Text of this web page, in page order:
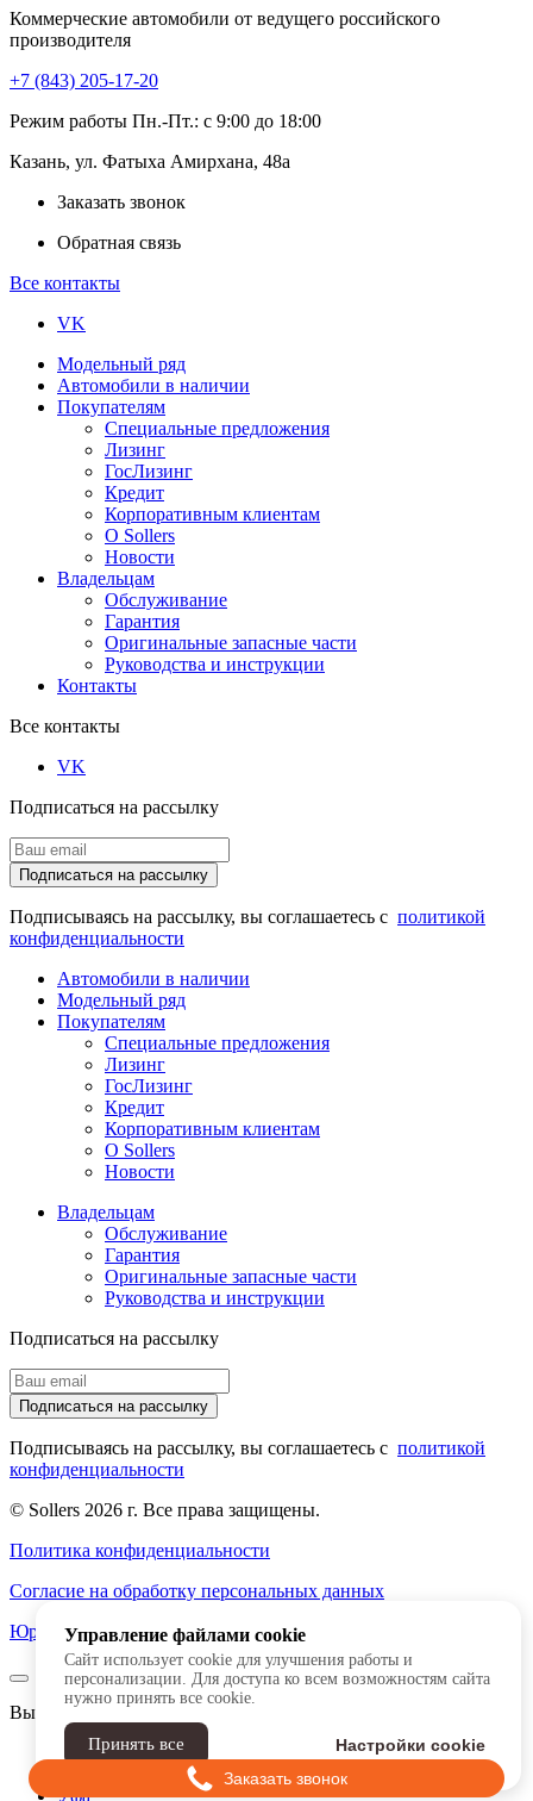
Коммерческие автомобили от ведущего российского
производителя
+7 (843) 205-17-20
Режим работы Пн.-Пт.: с 9:00 до 18:00
Казань, ул. Фатыха Амирхана, 48а
Заказать звонок
Обратная связь
Все контакты
VK
Модельный ряд
Автомобили в наличии
Покупателям
Специальные предложения
Лизинг
ГосЛизинг
Кредит
Корпоративным клиентам
О Sollers
Новости
Владельцам
Обслуживание
Гарантия
Оригинальные запасные части
Руководства и инструкции
Контакты
Все контакты
VK
Подписаться на рассылку
Подписаться на рассылку
Подписываясь на рассылку, вы соглашаетесь с политикой
конфиденциальности
Автомобили в наличии
Модельный ряд
Покупателям
Специальные предложения
Лизинг
ГосЛизинг
Кредит
Корпоративным клиентам
О Sollers
Новости
Владельцам
Обслуживание
Гарантия
Оригинальные запасные части
Руководства и инструкции
Подписаться на рассылку
Подписаться на рассылку
Подписываясь на рассылку, вы соглашаетесь с политикой
конфиденциальности
© Sollers 2026 г. Все права защищены.
Политика конфиденциальности
Согласие на обработку персональных данных
Юридическая информация
Выбрать город
Нижний Новгород
Уфа
Управление файлами cookie
Сайт использует cookie для улучшения работы и
персонализации. Для доступа ко всем возможностям сайта
нужно принять все cookie.
Принять все Настройки cookie